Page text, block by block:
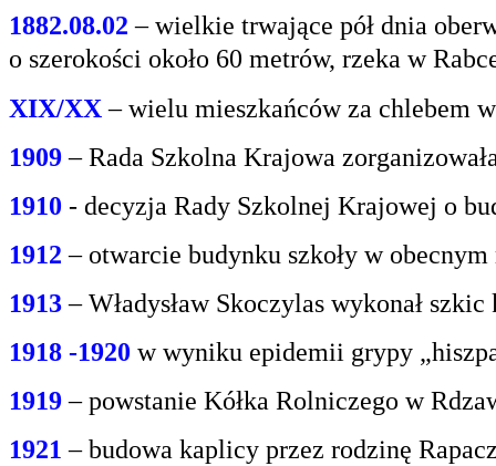
1882.08.02 – wielkie trwające pół dnia
o szerokości około 60 metrów, rzeka w
XIX/XX– wielu mieszkańców za chlebem
1909 – Rada Szkolna Krajowa
1910 - decyzja Rady Szkolnej Krajowej o
1912 – otwarcie budynku szkoły w
1913– Władysław Skoczylas wykonał
1918 -1920 w wyniku epidemii grypy
1919– powstanie Kółka Rolniczego w
1921 – budowa kaplicy przez rodzinę